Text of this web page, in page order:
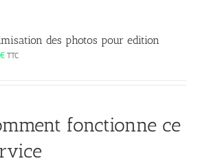
des photos pour edition
€ TTC
fonctionne ce